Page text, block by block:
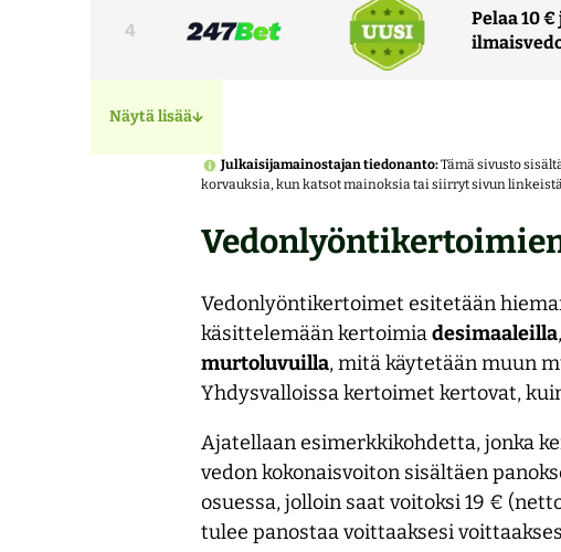
4
Pelaa 10 €
Näytä lisää
Julkaisijamainostajan tiedonanto:Tämä sivusto
korvauksia, kun katsot mainoksia tai siirryt sivun
Vedonlyöntikertoimet esitetään
käsittelemään kertoimiadesimaaleilla
murtoluvuilla, mitä käytetään muun
Yhdysvalloissa kertoimet kertovat,
Ajatellaan esimerkkikohdetta, jonka
vedon kokonaisvoiton sisältäen
osuessa, jolloin saat voitoksi 19 €
tulee panostaa voittaaksesi